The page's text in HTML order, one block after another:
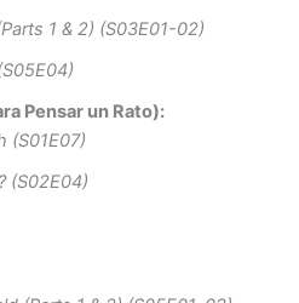
1 & 2) (S03E01-02)
Pensar un Rato):
(S01E07)
(S02E04)